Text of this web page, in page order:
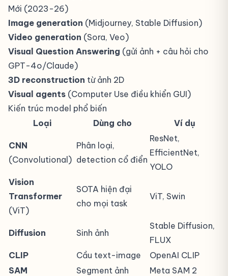
Mới (2023-26)
Image generation (Midjourney, Stable Diffusion)
Video generation (Sora, Veo)
Visual Question Answering (gửi ảnh + câu hỏi cho
GPT-4o/Claude)
3D reconstruction từ ảnh 2D
Visual agents (Computer Use điều khiển GUI)
Kiến trúc model phổ biến
Loại
Dùng cho Ví dụ
CNN
(Convolutional)
Phân loại,
detection cổ điển
ResNet,
EfficientNet,
YOLO
Vision
Transformer
(ViT)
SOTA hiện đại
cho mọi task
ViT, Swin
Diffusion Sinh ảnh
Stable Diffusion,
FLUX
CLIP
Cầu text-image
OpenAI CLIP
SAM
Segment ảnh
Meta SAM 2